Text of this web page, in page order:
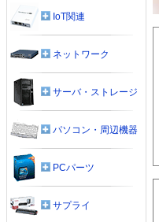
IoT関連
ネットワーク
サーバ・ストレージ
パソコン・周辺機器
PCパーツ
サプライ